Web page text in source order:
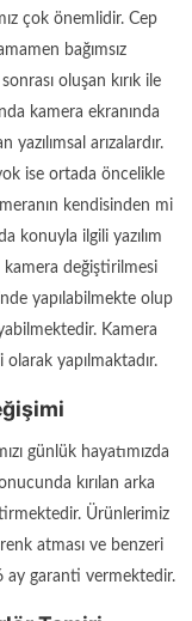
çok önemlidir. Cep
bağımsız
oluşan kırık ile
kamera ekranında
arızalardır.
ise ortada öncelikle
kendisinden mi
konuyla ilgili yazılım
kamera değiştirilmesi
yapılabilmekte olup
Kamera
yapılmaktadır.
günlük hayatımızda
kırılan arka
Ürünlerimiz
atması ve benzeri
ay garanti vermektedir.